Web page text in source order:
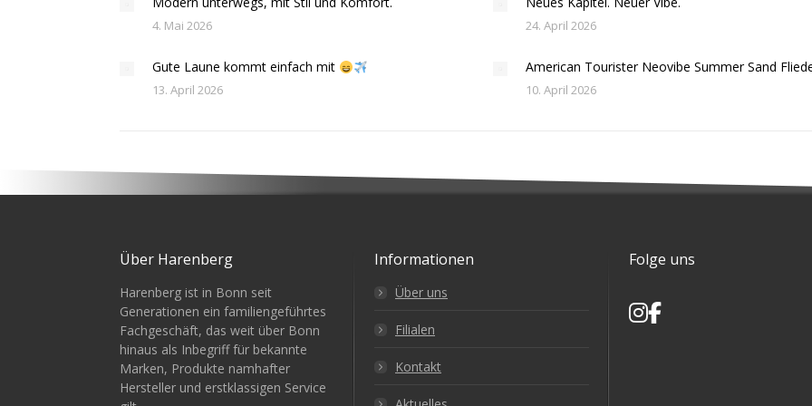
4. Mai 2026 24. April 2026
Gute Laune kommt einfach mit
13. April 2026
American Tourister Neovibe Summer Sand
10. April 2026
Über Harenberg
Harenberg ist in Bonn seit
Generationen ein familiengeführtes
Fachgeschäft, das weit über Bonn
hinaus als Inbegriff für bekannte
Marken, Produkte namhafter
Hersteller und erstklassigen Service
Informationen
Über uns
Filialen
Kontakt
Folge uns